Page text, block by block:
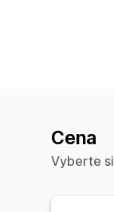
Cena
Vyberte